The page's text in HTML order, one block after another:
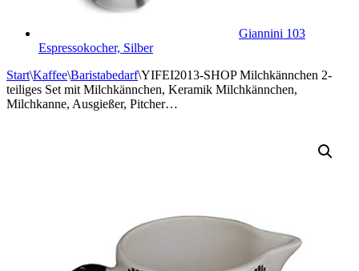
Giannini 103
Espressokocher, Silber
Start\Kaffee\Baristabedarf\YIFEI2013-SHOP Milchkännchen 2-
teiliges Set mit Milchkännchen, Keramik Milchkännchen,
Milchkanne, Ausgießer, Pitcher…